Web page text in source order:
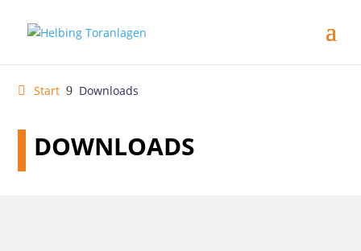
Start 9 Downloads
DOWNLOADS